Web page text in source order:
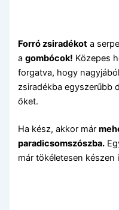
Forró zsiradékot a
agombócok! Közepes
forgatva, hogy
zsiradékba egyszerűbb
őket.
Ha kész, akkor már
paradicsomszószba.
már tökéletesen készen